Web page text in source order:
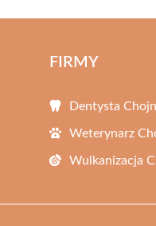
FIRMY
Dentysta
Weterynarz
Wulkanizacja